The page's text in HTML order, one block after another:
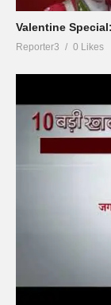
Valentine Special:
Reporter3 0 Likes